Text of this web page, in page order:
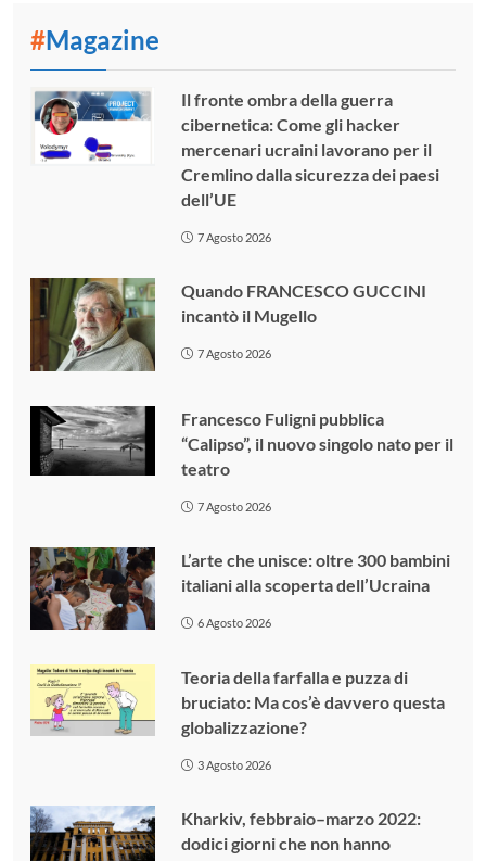
#Magazine
Il fronte ombra della guerra
cibernetica: Come gli hacker
mercenari ucraini lavorano per il
Cremlino dalla sicurezza dei paesi
dell’UE
7 Agosto 2026
Quando FRANCESCO GUCCINI
incantò il Mugello
7 Agosto 2026
Francesco Fuligni pubblica
“Calipso”, il nuovo singolo nato per il
teatro
7 Agosto 2026
L’arte che unisce: oltre 300 bambini
italiani alla scoperta dell’Ucraina
6 Agosto 2026
Teoria della farfalla e puzza di
bruciato: Ma cos’è davvero questa
globalizzazione?
3 Agosto 2026
Kharkiv, febbraio–marzo 2022:
dodici giorni che non hanno